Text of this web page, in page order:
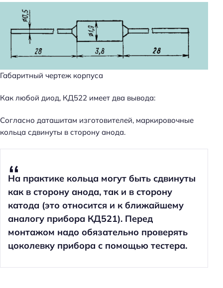
Габаритный чертеж корпуса
Как любой диод, КД522 имеет два вывода:
Согласно даташитам изготовителей, маркировочные
кольца сдвинуты в сторону анода.
На практике кольца могут быть сдвинуты
как в сторону анода, так и в сторону
катода (это относится и к ближайшему
аналогу прибора КД521). Перед
монтажом надо обязательно проверять
цоколевку прибора с помощью тестера.